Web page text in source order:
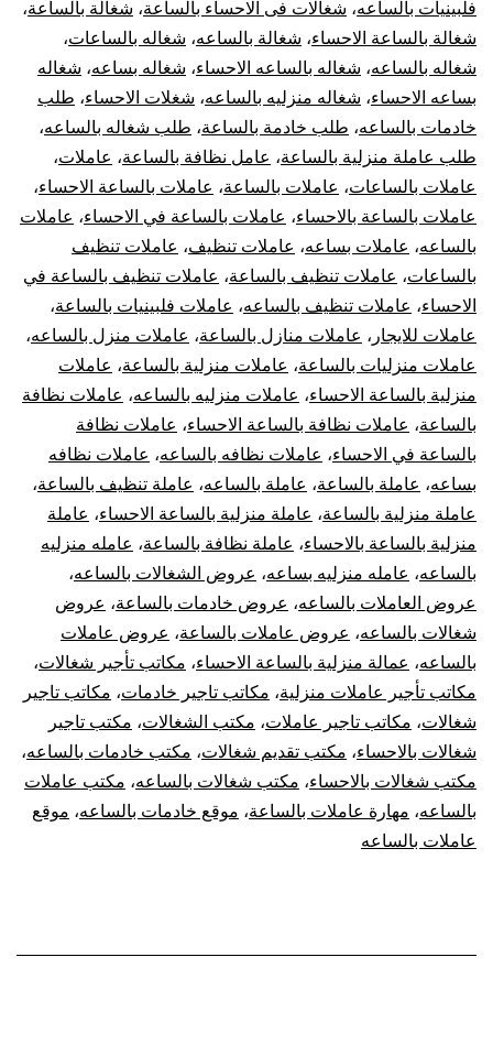
فلبينيات بالساعه، شغالات فى الاحساء بالساعة، شغالة بالساعة،
شغالة بالساعة الاحساء، شغالة بالساعه، شغاله بالساعات،
شغاله بالساعه، شغاله بالساعه الاحساء، شغاله بساعه، شغاله
بساعه الاحساء، شغاله منزليه بالساعه، شغلات الاحساء، طلب
خادمات بالساعه، طلب خادمة بالساعة، طلب شغاله بالساعه،
طلب عاملة منزلية بالساعة، عامل نظافة بالساعة، عاملات،
عاملات بالساعات، عاملات بالساعة، عاملات بالساعة الاحساء،
عاملات بالساعة بالاحساء، عاملات بالساعة في الاحساء، عاملات
بالساعه، عاملات بساعه، عاملات تنظيف، عاملات تنظيف
بالساعات، عاملات تنظيف بالساعة، عاملات تنظيف بالساعة في
الاحساء، عاملات تنظيف بالساعه، عاملات فلبينيات بالساعة،
عاملات للايجار ، عاملات منازل بالساعة، عاملات منزل بالساعه،
عاملات منزليات بالساعة، عاملات منزلية بالساعة، عاملات
منزلية بالساعة الاحساء، عاملات منزليه بالساعه، عاملات نظافة
بالساعة، عاملات نظافة بالساعة الاحساء، عاملات نظافة
بالساعة في الاحساء، عاملات نظافه بالساعه، عاملات نظافه
بساعه، عاملة بالساعة، عاملة بالساعه، عاملة تنظيف بالساعة،
عاملة منزلية بالساعة، عاملة منزلية بالساعة الاحساء، عاملة
منزلية بالساعة بالاحساء، عاملة نظافة بالساعة، عامله منزليه
بالساعه، عامله منزليه بساعه، عروض الشغالات بالساعه،
عروض العاملات بالساعه، عروض خادمات بالساعة، عروض
شغالات بالساعه، عروض عاملات بالساعة، عروض عاملات
بالساعه، عمالة منزلية بالساعة الاحساء، مكاتب تأجير شغالات،
مكاتب تأجير عاملات منزلية، مكاتب تاجير خادمات، مكاتب تاجير
شغالات، مكاتب تاجير عاملات، مكتب الشغالات، مكتب تاجير
شغالات بالاحساء، مكتب تقديم شغالات، مكتب خادمات بالساعه،
مكتب شغالات بالاحساء، مكتب شغالات بالساعه، مكتب عاملات
بالساعه، مهارة عاملات بالساعة، موقع خادمات بالساعه، موقع
عاملات بالساعه